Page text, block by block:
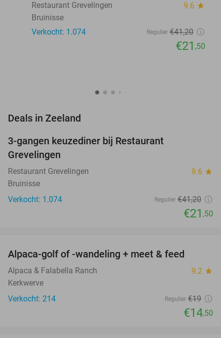
Restaurant Grevelingen
9.6 star
Bruinisse
Verkocht: 1.074
Regulier €41,20
€21 ,50
Deals in Zeeland
3-gangen keuzediner bij Restaurant
Grevelingen
Restaurant Grevelingen 9.6 star
Bruinisse
Verkocht: 1.074
Regulier €41,20
€21 ,50
Alpaca-golf of -wandeling + meet & feed
Alpaca & Falabella Ranch 9.2 star
Kerkwerve
Verkocht: 214
Regulier €19
€14,50